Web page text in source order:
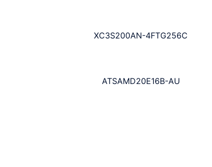
XC3S200AN-4FTG256C
ATSAMD20E16B-AU